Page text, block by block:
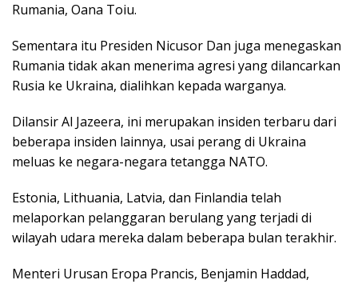
Rumania, Oana Toiu.
Sementara itu Presiden Nicusor Dan juga menegaskan
Rumania tidak akan menerima agresi yang dilancarkan
Rusia ke Ukraina, dialihkan kepada warganya.
Dilansir Al Jazeera, ini merupakan insiden terbaru dari
beberapa insiden lainnya, usai perang di Ukraina
meluas ke negara-negara tetangga NATO.
Estonia, Lithuania, Latvia, dan Finlandia telah
melaporkan pelanggaran berulang yang terjadi di
wilayah udara mereka dalam beberapa bulan terakhir.
Menteri Urusan Eropa Prancis, Benjamin Haddad,